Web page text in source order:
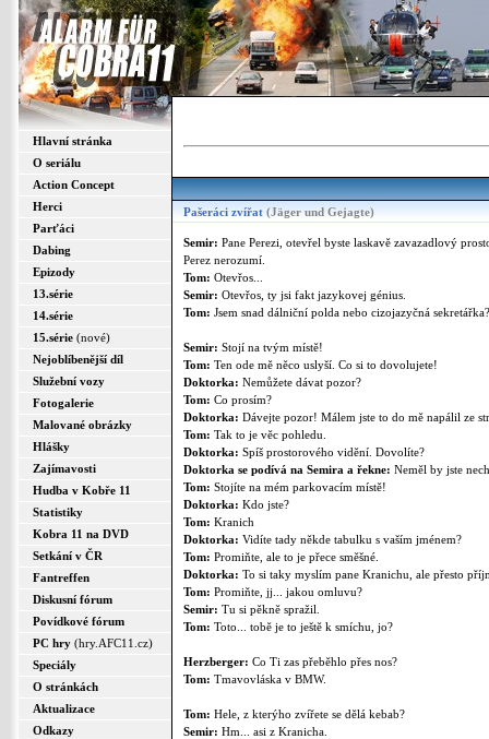
Hlavní stránka
O seriálu
Action Concept
Herci
Parťáci
Dabing
Epizody
13.série
14.série
15.série (nové)
Nejoblíbenější díl
Služební vozy
Fotogalerie
Malované obrázky
Hlášky
Zajímavosti
Hudba v Kobře 11
Statistiky
Kobra 11 na DVD
Setkání v ČR
Fantreffen
Diskusní fórum
Povídkové fórum
PC hry (hry.AFC11.cz)
Speciály
O stránkách
Aktualizace
Odkazy
Pašeráci zvířat (Jäger und Gejagte)
Semir: Pane Perezi, otevřel byste laskavě zavazadlový
Perez nerozumí.
Tom: Otevřos...
Semir: Otevřos, ty jsi fakt jazykovej génius.
Tom: Jsem snad dálniční polda nebo cizojazyčná sekretářka?
Semir: Stojí na tvým místě!
Tom: Ten ode mě něco uslyší. Co si to dovolujete!
Doktorka: Nemůžete dávat pozor?
Tom: Co prosím?
Doktorka: Dávejte pozor! Málem jste to do mě napálil ze
Tom: Tak to je věc pohledu.
Doktorka: Spíš prostorového vidění. Dovolíte?
Doktorka se podívá na Semira a řekne: Neměl by jste
Tom: Stojíte na mém parkovacím místě!
Doktorka: Kdo jste?
Tom: Kranich
Doktorka: Vidíte tady někde tabulku s vaším jménem?
Tom: Promiňte, ale to je přece směšné.
Doktorka: To si taky myslím pane Kranichu, ale přesto
Tom: Promiňte, jj... jakou omluvu?
Semir: Tu si pěkně spražil.
Tom: Toto... tobě je to ještě k smíchu, jo?
Herzberger: Co Ti zas přeběhlo přes nos?
Tom: Tmavovláska v BMW.
Tom: Hele, z kterýho zvířete se dělá kebab?
Semir: Hm... asi z Kranicha.